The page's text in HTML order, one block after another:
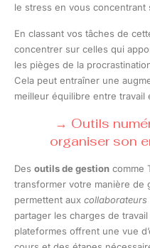
le stress en vous
En classant vos tâches de
concentrer sur celles qui
les pièges de la
Cela peut entraîner une
meilleur équilibre entre travail
Outils
organiser son
Des outils de gestion comme
transformer votre manière de
permettent aux collaborateurs
partager les charges de
plateformes offrent une vue